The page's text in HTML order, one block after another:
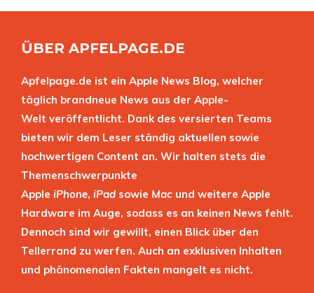
ÜBER APFELPAGE.DE
Apfelpage.de ist ein Apple News Blog, welcher
täglich brandneue News aus der Apple-
Welt veröffentlicht. Dank des versierten Teams
bieten wir dem Leser ständig aktuellen sowie
hochwertigen Content an. Wir halten stets die
Themenschwerpunkte
Apple iPhone, iPad sowie Mac und weitere Apple
Hardware im Auge, sodass es an keinen News fehlt.
Dennoch sind wir gewillt, einen Blick über den
Tellerrand zu werfen. Auch an exklusiven Inhalten
und phänomenalen Fakten mangelt es nicht.